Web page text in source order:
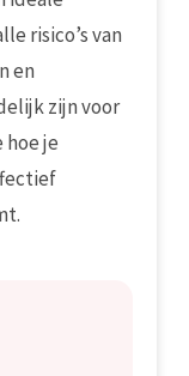
risico’s van
en
zijn voor
hoe je